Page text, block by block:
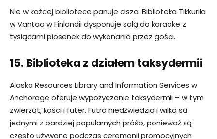
Nie w każdej bibliotece panuje cisza. Biblioteka Tikkurila
w Vantaa w Finlandii dysponuje salą do karaoke z
tysiącami piosenek do wykonania przez gości.
15. Biblioteka z działem taksydermii
Alaska Resources Library and Information Services w
Anchorage oferuje wypożyczanie taksydermii – w tym
zwierząt, kości i futer. Futra niedźwiedzia i wilka są
jednymi z bardziej popularnych próśb, ponieważ są
często używane podczas ceremonii promocyjnych